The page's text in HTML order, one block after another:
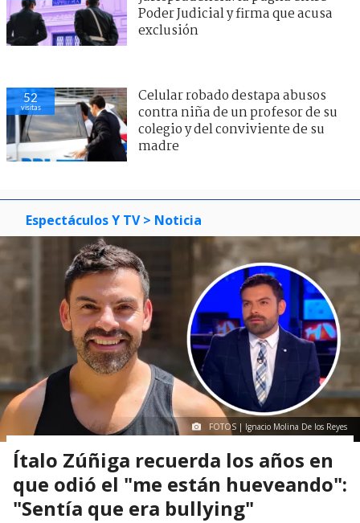
Poder Judicial y firma que acusa
exclusión
52
visitas
Celular robado destapa abusos
contra niña de un profesor de su
colegio y del conviviente de su
madre
Espectáculos Y TV > Noticia
FOTOS | Ignacio Molina De los Reyes
Ítalo Zúñiga recuerda los años en
que odió el "me están hueveando":
"Sentía que era bullying"